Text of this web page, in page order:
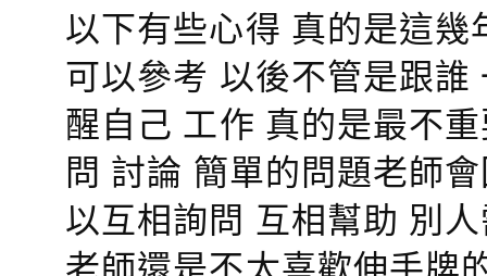
以下有些心得 真的是這
可以參考 以後不管是跟
醒自己 工作 真的是最不
問 討論 簡單的問題老師
以互相詢問 互相幫助 別